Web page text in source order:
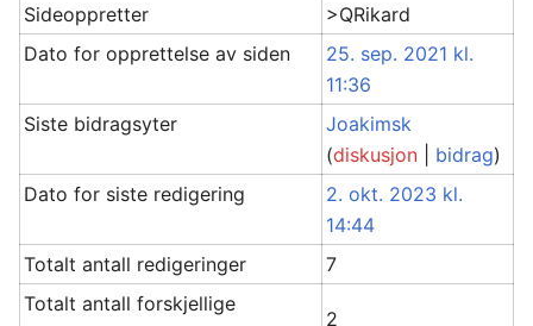
Sideoppretter
>QRikard
Dato for opprettelse av siden
25. sep. 2021 kl.
11:36
Siste bidragsyter
Joakimsk
(diskusjon bidrag)
Dato for siste redigering
2. okt. 2023 kl.
14:44
Totalt antall redigeringer
7
Totalt antall forskjellige
2